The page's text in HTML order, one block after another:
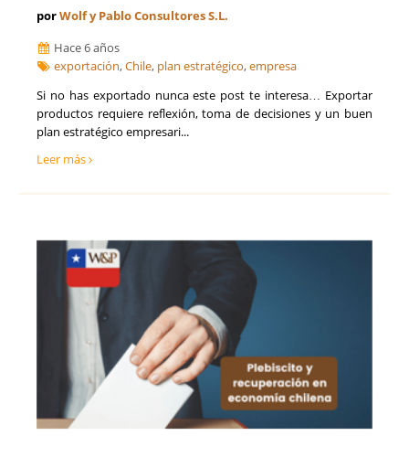
porWolf y Pablo Consultores S.L.
Hace 6 años
exportación,Chile, plan estratégico,empresa
​Si no has exportado nunca este post te interesa… Exportar
productos requiere reflexión, toma de decisiones y un buen
plan estratégico empresari...
Leer más